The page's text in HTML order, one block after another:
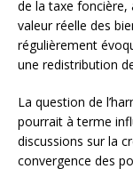
de la taxe foncière,
valeur réelle des
régulièrement
une redistribution
La question de
pourrait à terme
discussions sur la
convergence des